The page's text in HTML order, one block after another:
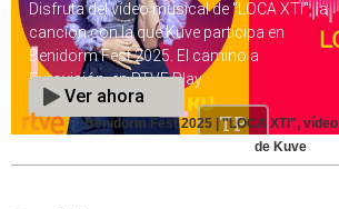
Benidorm Fest 2025 | "LOCA XTI",
de Kuve